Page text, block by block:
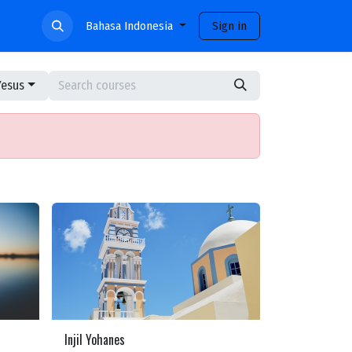
Bahasa Indonesia Sign in
Injil Yohanes